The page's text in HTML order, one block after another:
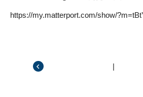
https://my.matterport.com/show/
|